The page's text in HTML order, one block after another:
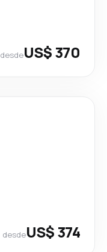
desdeUS$ 370
desdeUS$ 374